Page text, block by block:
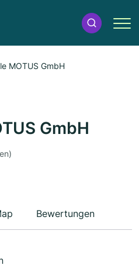
MOTUS GmbH
GmbH
Bewertungen